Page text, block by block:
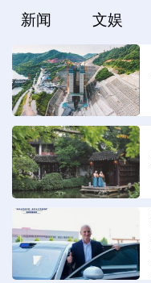
新闻 文娱